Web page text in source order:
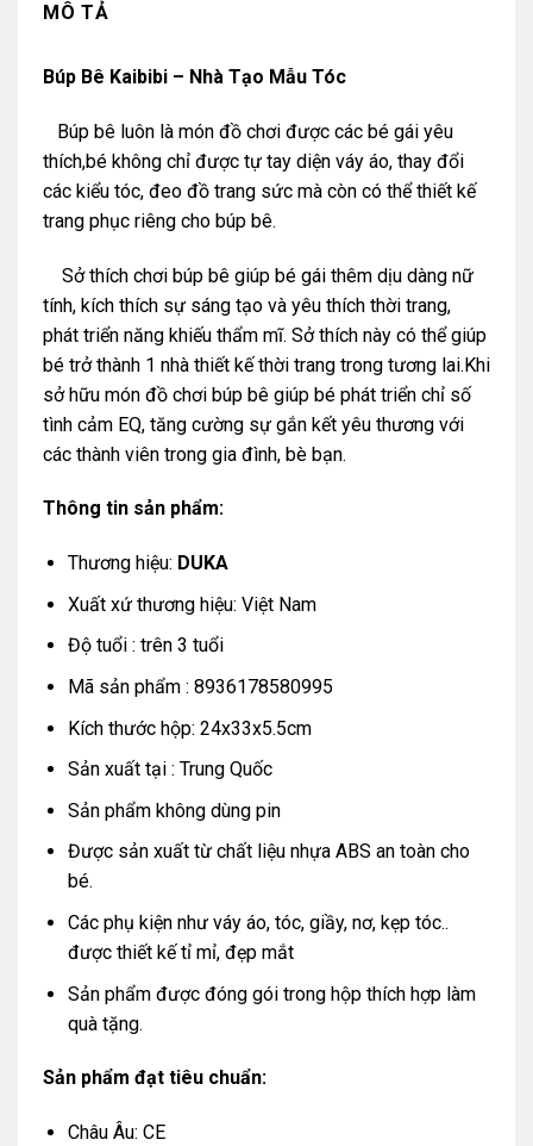
MÔ TẢ
Búp Bê Kaibibi – Nhà Tạo Mẫu Tóc
Búp bê luôn là món đồ chơi được các bé gái yêu
thích,bé không chỉ được tự tay diện váy áo, thay đổi
các kiểu tóc, đeo đồ trang sức mà còn có thể thiết kế
trang phục riêng cho búp bê.
Sở thích chơi búp bê giúp bé gái thêm dịu dàng nữ
tính, kích thích sự sáng tạo và yêu thích thời trang,
phát triển năng khiếu thẩm mĩ. Sở thích này có thể giúp
bé trở thành 1 nhà thiết kế thời trang trong tương lai.Khi
sở hữu món đồ chơi búp bê giúp bé phát triển chỉ số
tình cảm EQ, tăng cường sự gắn kết yêu thương với
các thành viên trong gia đình, bè bạn.
Thông tin sản phẩm:
Thương hiệu: DUKA
Xuất xứ thương hiệu: Việt Nam
Độ tuổi : trên 3 tuổi
Mã sản phẩm : 8936178580995
Kích thước hộp: 24x33x5.5cm
Sản xuất tại : Trung Quốc
Sản phẩm không dùng pin
Được sản xuất từ chất liệu nhựa ABS an toàn cho
bé.
Các phụ kiện như váy áo, tóc, giầy, nơ, kẹp tóc..
được thiết kế tỉ mỉ, đẹp mắt
Sản phẩm được đóng gói trong hộp thích hợp làm
quà tặng.
Sản phẩm đạt tiêu chuẩn:
Châu Âu: CE